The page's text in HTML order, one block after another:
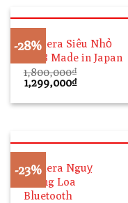
-28%
Camera Siêu Nhỏ
SQ18 Made in Japan
1,800,000₫
Giá
gốc
là:
1,299,000₫Giá
tại
-23%
Camera Nguỵ
Trang Loa
Bluetooth